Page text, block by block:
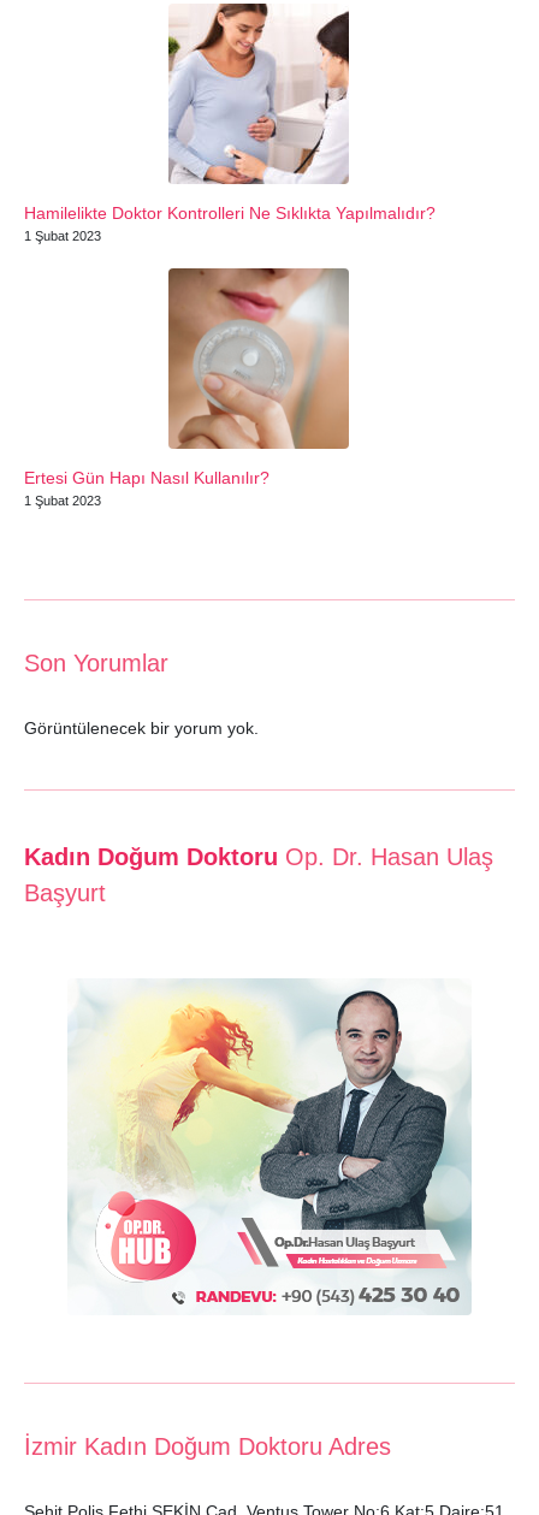
Hamilelikte Doktor Kontrolleri Ne Sıklıkta Yapılmalıdır?
1 Şubat 2023
Ertesi Gün Hapı Nasıl Kullanılır?
1 Şubat 2023
Son Yorumlar
Görüntülenecek bir yorum yok.
Kadın Doğum Doktoru Op. Dr. Hasan Ulaş
Başyurt
İzmir Kadın Doğum Doktoru Adres